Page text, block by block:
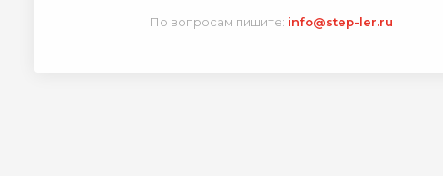
По вопросам пишите: info@step-ler.ru